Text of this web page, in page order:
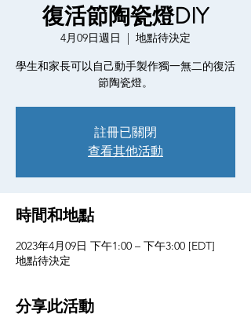
復活節陶瓷燈DIY
4月09日週日
  |
地點待決定
學生和家長可以自己動手製作獨一無二的復活
節陶瓷燈。
註冊已關閉
查看其他活動
時間和地點
2023年4月09日 下午1:00 – 下午3:00 [EDT]
地點待決定
分享此活動